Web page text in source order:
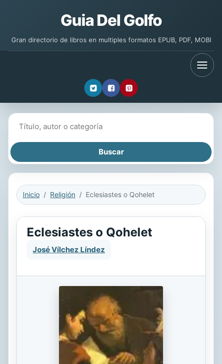
Guia Del Golfo
Gran directorio de libros en multiples formatos EPUB, PDF, MOBI
Inicio Religión Eclesiastes o Qohelet
Eclesiastes o Qohelet
José Vílchez Líndez